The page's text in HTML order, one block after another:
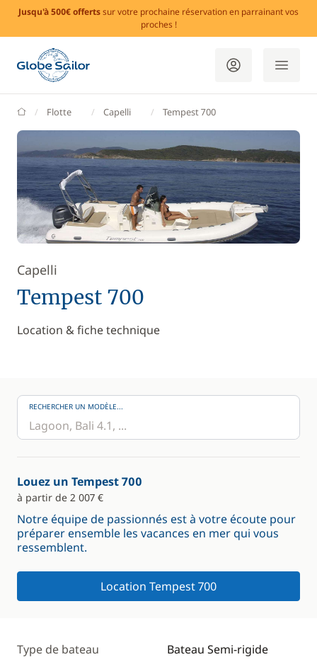
Jusqu'à 500€ offertssur votre prochaine réservation en parrainant vos
proches !
GlobeSailor
Flotte Capelli Tempest 700
Capelli
Tempest 700
Location & fiche technique
RECHERCHER UN MODÈLE...
Louez un Tempest 700
à partir de 2 007 €
Notre équipe de passionnés est à votre écoute pour
préparer ensemble les vacances en mer qui vous
ressemblent.
Location Tempest 700
Type de bateau Bateau Semi-rigide